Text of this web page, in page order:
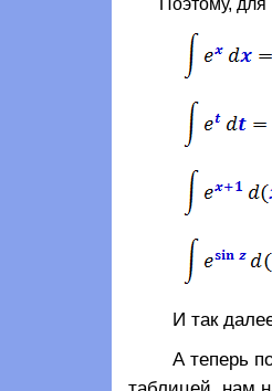
И так далее.
А теперь